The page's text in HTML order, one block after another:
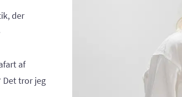
der
af
tror jeg